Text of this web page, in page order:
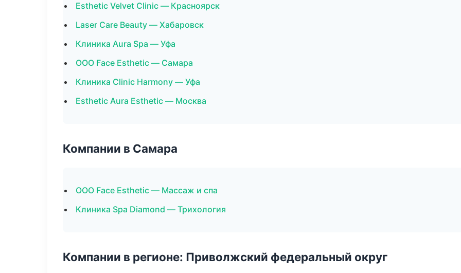
Esthetic Velvet Clinic — Красноярск
Laser Care Beauty — Хабаровск
Клиника Aura Spa — Уфа
ООО Face Esthetic — Самара
Клиника Clinic Harmony — Уфа
Esthetic Aura Esthetic — Москва
Компании в Самара
ООО Face Esthetic — Массаж и спа
Клиника Spa Diamond — Трихология
Компании в регионе: Приволжский федеральный округ